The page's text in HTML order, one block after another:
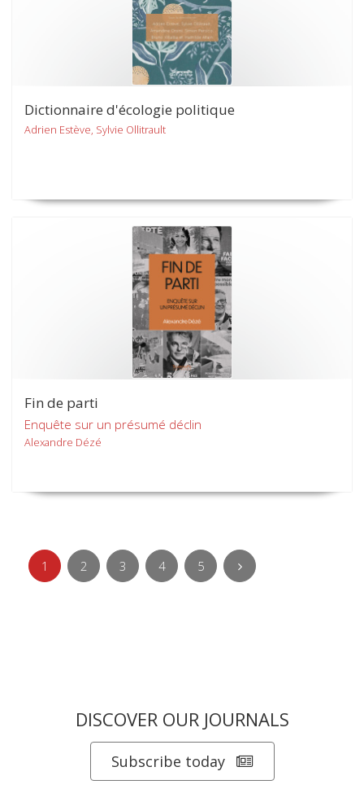
Dictionnaire d'écologie politique
Adrien Estève, Sylvie Ollitrault
Fin de parti
Enquête sur un présumé déclin
Alexandre Dézé
1 2 3 4 5
DISCOVER OUR JOURNALS
Subscribe today